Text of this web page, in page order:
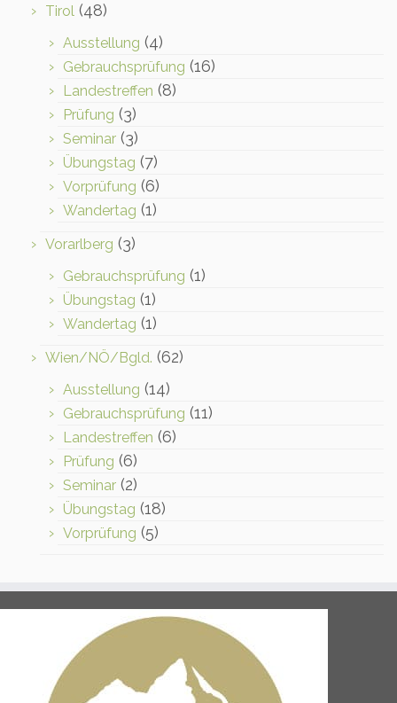
Tirol (48)
Ausstellung (4)
Gebrauchsprüfung (16)
Landestreffen (8)
Prüfung (3)
Seminar (3)
Übungstag (7)
Vorprüfung (6)
Wandertag (1)
Vorarlberg (3)
Gebrauchsprüfung (1)
Übungstag (1)
Wandertag (1)
Wien/NÖ/Bgld. (62)
Ausstellung (14)
Gebrauchsprüfung (11)
Landestreffen (6)
Prüfung (6)
Seminar (2)
Übungstag (18)
Vorprüfung (5)